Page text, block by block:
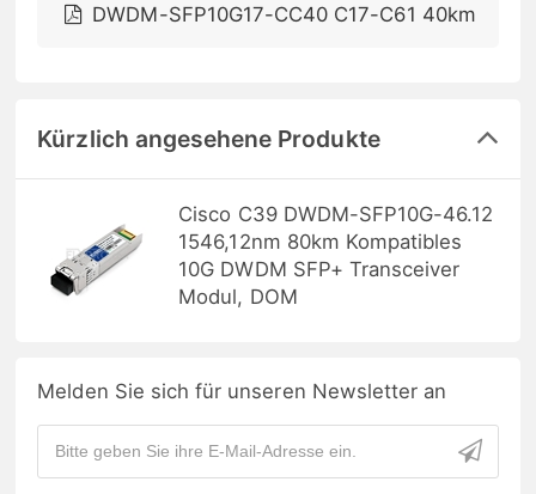
DWDM-SFP10G17-CC40 C17-C61 40km
Kürzlich angesehene Produkte
Cisco C39 DWDM-SFP10G-46.12
1546,12nm 80km Kompatibles
10G DWDM SFP+ Transceiver
Modul, DOM
Melden Sie sich für unseren Newsletter an